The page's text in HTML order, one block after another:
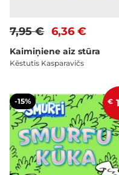
6,36 €
7,95 €
Kaimiņiene aiz stūra
Kēstutis Kasparavičs
-15% €